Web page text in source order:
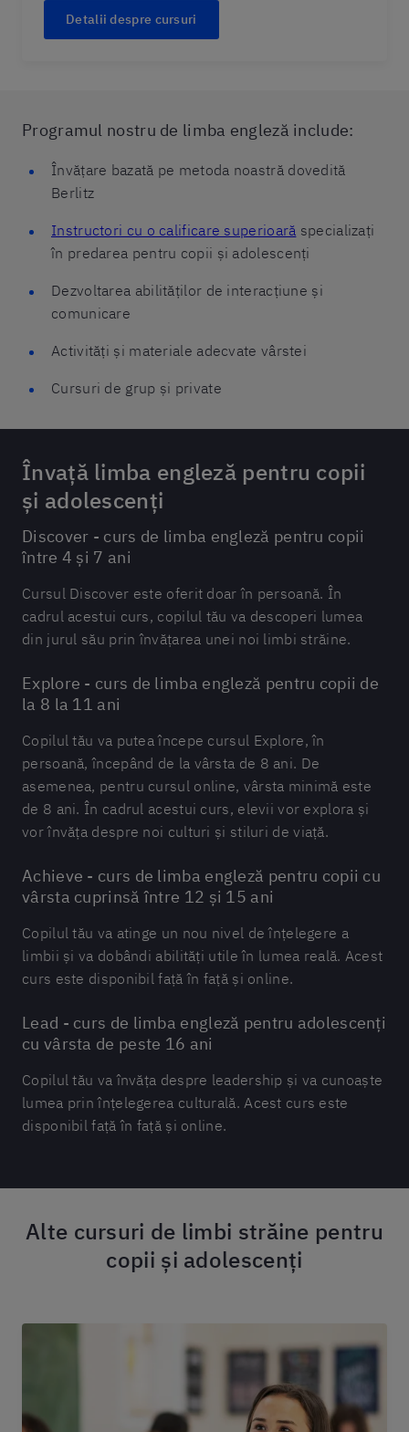
Detalii despre cursuri
Programul nostru de limba engleză include:
Învățare bazată pe metoda noastră dovedită
Berlitz
Instructori cu o calificare superioară specializați
în predarea pentru copii și adolescenți
Dezvoltarea abilităților de interacțiune și
comunicare
Activități și materiale adecvate vârstei
Cursuri de grup și private
Învață limba engleză pentru copii
și adolescenți
Discover - curs de limba engleză pentru copii
între 4 și 7 ani
Cursul Discover este oferit doar în persoană. În
cadrul acestui curs, copilul tău va descoperi lumea
din jurul său prin învățarea unei noi limbi străine.
Explore - curs de limba engleză pentru copii de
la 8 la 11 ani
Copilul tău va putea începe cursul Explore, în
persoană, începând de la vârsta de 8 ani. De
asemenea, pentru cursul online, vârsta minimă este
de 8 ani. În cadrul acestui curs, elevii vor explora și
vor învăța despre noi culturi și stiluri de viață.
Achieve - curs de limba engleză pentru copii cu
vârsta cuprinsă între 12 și 15 ani
Copilul tău va atinge un nou nivel de înțelegere a
limbii și va dobândi abilități utile în lumea reală. Acest
curs este disponibil față în față și online.
Lead - curs de limba engleză pentru adolescenți
cu vârsta de peste 16 ani
Copilul tău va învăța despre leadership și va cunoaște
lumea prin înțelegerea culturală. Acest curs este
disponibil față în față și online.
Alte cursuri de limbi străine pentru
copii și adolescenți